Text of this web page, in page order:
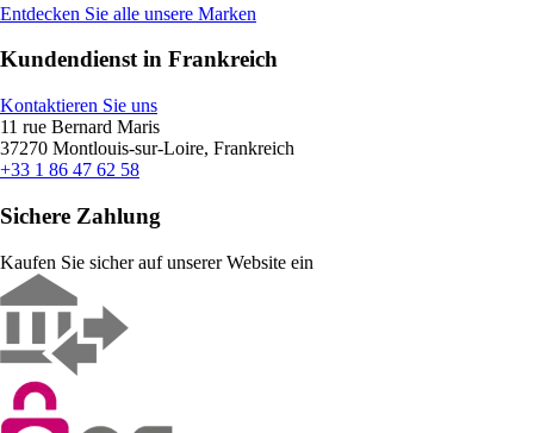
Entdecken Sie alle unsere Marken
Kundendienst in Frankreich
Kontaktieren Sie uns
11 rue Bernard Maris
37270 Montlouis-sur-Loire, Frankreich
+33 1 86 47 62 58
Sichere Zahlung
Kaufen Sie sicher auf unserer Website ein